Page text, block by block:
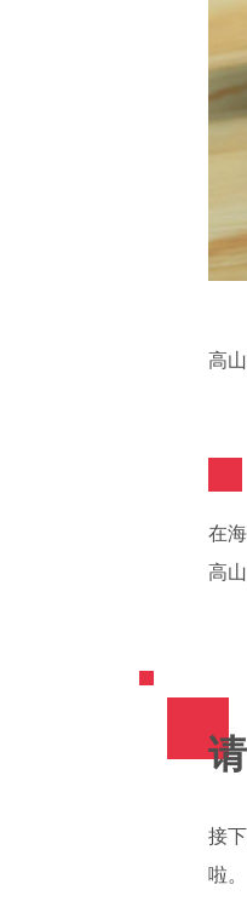
高
在
高
接
啦。